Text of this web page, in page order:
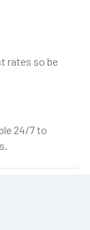
rates so be
24/7 to